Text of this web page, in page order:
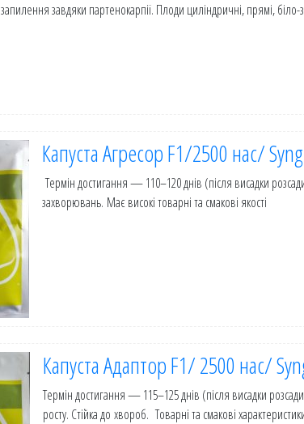
запилення завдяки партенокарпії. Плоди циліндричні, прямі,
Капуста Агресор F1/2500 нас/
Термін достигання — 110–120 днів (після висадки
захворювань. Має високі товарні та смакові якості
Капуста Адаптор F1/ 2500 нас/
Термін достигання — 115–125 днів (після висадки
росту. Стійка до хвороб. Товарні та смакові